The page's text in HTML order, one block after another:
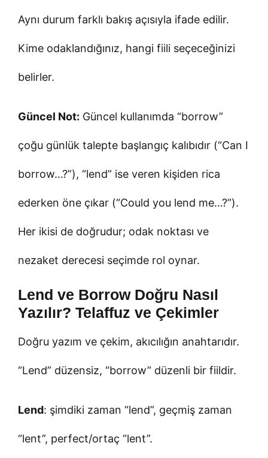
Aynı durum farklı bakış açısıyla ifade edilir.
Kime odaklandığınız, hangi fiili seçeceğinizi
belirler.
Güncel Not: Güncel kullanımda “borrow”
çoğu günlük talepte başlangıç kalıbıdır (“Can I
borrow…?”), “lend” ise veren kişiden rica
ederken öne çıkar (“Could you lend me…?”).
Her ikisi de doğrudur; odak noktası ve
nezaket derecesi seçimde rol oynar.
Lend ve Borrow Doğru Nasıl
Yazılır? Telaffuz ve Çekimler
Doğru yazım ve çekim, akıcılığın anahtarıdır.
“Lend” düzensiz, “borrow” düzenli bir fiildir.
Lend: şimdiki zaman “lend”, geçmiş zaman
“lent”, perfect/ortaç “lent”.